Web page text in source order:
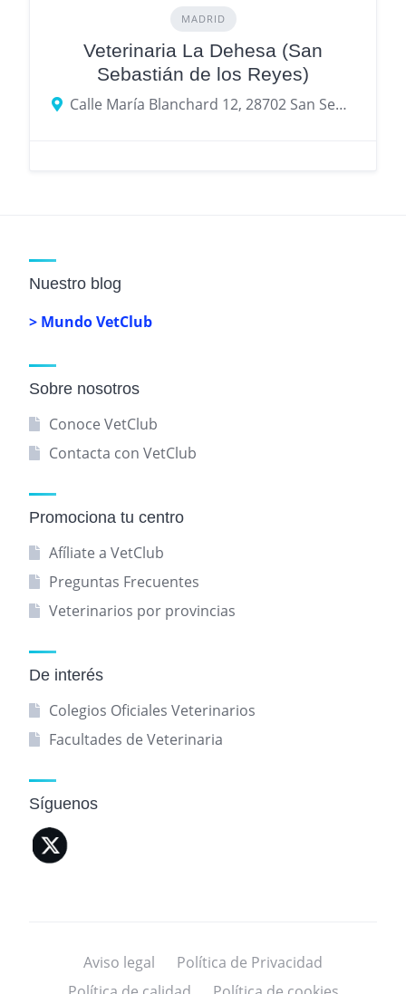
MADRID
Veterinaria La Dehesa (San
Sebastián de los Reyes)
Calle María Blanchard 12, 28702 San Sebastián de los Reyes, provincia de Madrid, España
Nuestro blog
> Mundo VetClub
Sobre nosotros
Conoce VetClub
Contacta con VetClub
Promociona tu centro
Afíliate a VetClub
Preguntas Frecuentes
Veterinarios por provincias
De interés
Colegios Oficiales Veterinarios
Facultades de Veterinaria
Síguenos
Aviso legal
Política de Privacidad